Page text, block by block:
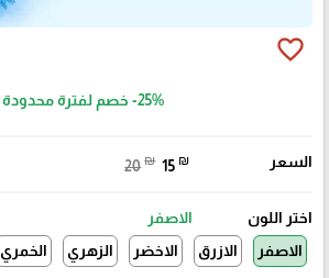
favorite_border
-25% خصم لفترة محدودة
السعر 20 ₪ 15 ₪
اختر اللون
الاصفر
الاصفر
الازرق الاخضر الزهري الخمري